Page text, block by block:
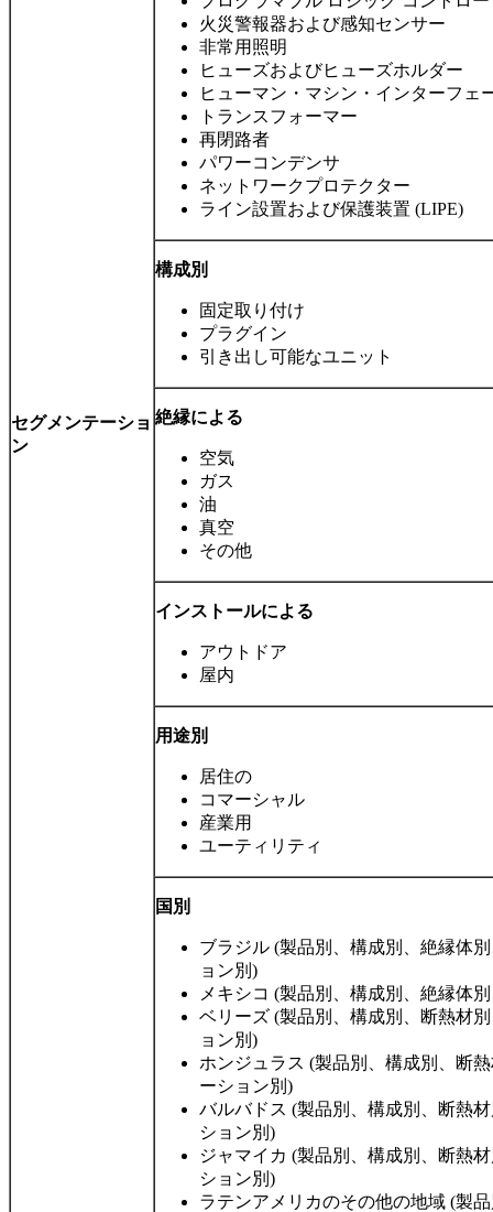
セグメンテーショ
ン
火災警報器および感知センサー
非常用照明
ヒューズおよびヒューズホルダー
ヒューマン・マシン・インターフェ
トランスフォーマー
再閉路者
パワーコンデンサ
ネットワークプロテクター
ライン設置および保護装置 (LIPE)
構成別
固定取り付け
プラグイン
引き出し可能なユニット
絶縁による
空気
ガス
油
真空
その他
インストールによる
アウトドア
屋内
用途別
居住の
コマーシャル
産業用
ユーティリティ
国別
ブラジル (製品別、構成別、絶縁体
ョン別)
メキシコ (製品別、構成別、絶縁体
ベリーズ (製品別、構成別、断熱材
ョン別)
ホンジュラス (製品別、構成別、断
ーション別)
バルバドス (製品別、構成別、断熱
ション別)
ジャマイカ (製品別、構成別、断熱
ション別)
ラテンアメリカのその他の地域 (製